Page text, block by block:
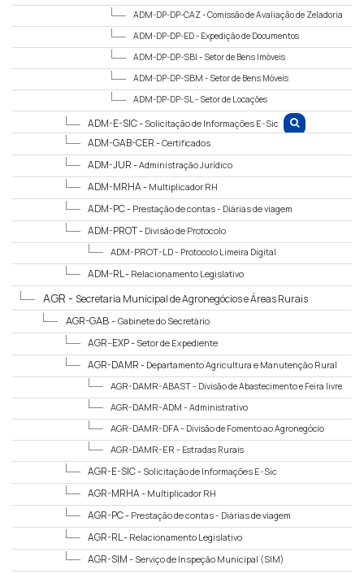
Móveis Públicos Inservíveis
ADM-DP-DP-CAZ -Comissão de Avaliação de Zeladoria
ADM-DP-DP-ED - Expedição de Documentos
ADM-DP-DP-SBI - Setor de Bens Imóveis
ADM-DP-DP-SBM - Setor de Bens Móveis
ADM-DP-DP-SL - Setor de Locações
ADM-E-SIC - Solicitação de Informações E-Sic
ADM-GAB-CER -Certificados
ADM-JUR -Administração Jurídico
ADM-MRHA - Multiplicador RH
ADM-PC - Prestação de contas - Diárias de viagem
ADM-PROT - Divisão de Protocolo
ADM-PROT-LD - Protocolo Limeira Digital
ADM-RL - Relacionamento Legislativo
AGR - Secretaria Municipal de Agronegócios e Áreas Rurais
AGR-GAB - Gabinete do Secretário
AGR--EXP - Setor de Expediente
AGR-DAMR - Departamento Agricultura e Manutenção Rural
AGR-DAMR-ABAST - Divisão de Abastecimento e Feira livre
AGR-DAMR-ADM - Administrativo
AGR-DAMR-DFA - Divisão de Fomento ao Agronegócio
AGR-DAMR-ER - Estradas Rurais
AGR-E-SIC - Solicitação de Informações E-Sic
AGR-MRHA - Multiplicador RH
AGR-PC - Prestação de contas - Diárias de viagem
AGR-RL - Relacionamento Legislativo
AGR-SIM - Serviço de Inspeção Municipal (SIM)